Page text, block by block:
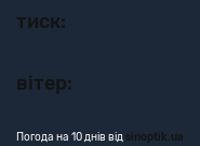
тиск:
вітер:
Погода на 10 днів від sinoptik.ua